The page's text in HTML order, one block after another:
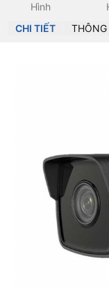
Hình
CHI TIẾT
THÔNG